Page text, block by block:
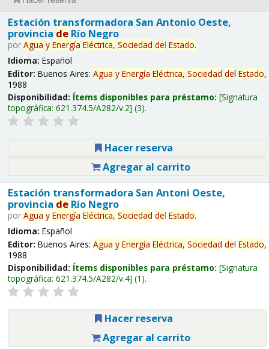
Estación transformadora San Antonio Oeste,
provincia deRío Negro
por Agua y Energía Eléctrica, Sociedad del Estado.
Idioma: Español
Editor: Buenos Aires: Agua y Energía Eléctrica, Sociedad del Estado,
1988
Disponibilidad: Ítems disponibles para préstamo: Signatura
topográfica: 621.374.5/A282/v.2 (3).
Hacer reserva
Agregar al carrito
Estación transformadora San Antoni Oeste,
provincia deRío Negro
por Agua y Energía Eléctrica, Sociedad del Estado.
Idioma: Español
Editor: Buenos Aires: Agua y Energía Eléctrica, Sociedad del Estado,
1988
Disponibilidad: Ítems disponibles para préstamo: Signatura
topográfica: 621.374.5/A282/v.4 (1).
Hacer reserva
Agregar al carrito